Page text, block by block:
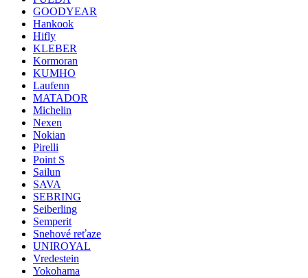
GOODYEAR
Hankook
Hifly
KLEBER
Kormoran
KUMHO
Laufenn
MATADOR
Michelin
Nexen
Nokian
Pirelli
Point S
Sailun
SAVA
SEBRING
Seiberling
Semperit
Snehové reťaze
UNIROYAL
Vredestein
Yokohama